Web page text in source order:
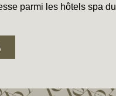
parmi les hôtels spa du